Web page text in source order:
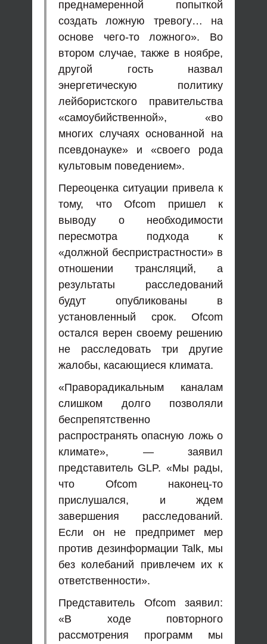
преднамеренной попыткой
создать ложную тревогу… на
основе чего-то ложного». Во
втором случае, также в ноябре,
другой гость назвал
энергетическую политику
лейбористского правительства
«самоубийственной», «во
многих случаях основанной на
псевдонауке» и «своего рода
культовым поведением».
Переоценка ситуации привела к
тому, что Ofcom пришел к
выводу о необходимости
пересмотра подхода к
«должной беспристрастности» в
отношении трансляций, а
результаты расследований
будут опубликованы в
установленный срок. Ofcom
остался верен своему решению
не расследовать три другие
жалобы, касающиеся климата.
«Праворадикальным каналам
слишком долго позволяли
беспрепятственно
распространять опасную ложь о
климате», — заявил
представитель GLP. «Мы рады,
что Ofcom наконец-то
прислушался, и ждем
завершения расследований.
Если он не предпримет мер
против дезинформации Talk, мы
без колебаний привлечем их к
ответственности».
Представитель Ofcom заявил:
«В ходе повторного
рассмотрения программ мы